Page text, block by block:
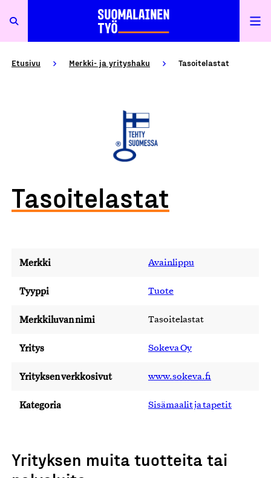
Etusivu Merkki- ja yrityshaku Tasoitelastat
Tasoitelastat
Merkki Avainlippu
Tyyppi Tuote
Merkkiluvan nimi Tasoitelastat
Yritys Sokeva Oy
Yrityksen verkkosivut www.sokeva.fi
Kategoria Sisämaalit ja tapetit
Yrityksen muita tuotteita tai